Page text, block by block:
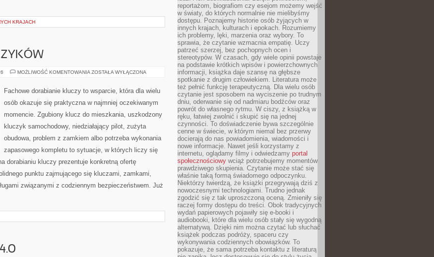
KRAJACH
MOŻLIWOŚĆ KOMENTOWANIA DORABIANIE
ZOSTAŁA WYŁĄCZONA
Fachowe dorabianie kluczy to wsparcie, która dla wielu
osób okazuje się praktyczna w najmniej oczekiwanym
momencie. Zgubiony klucz do mieszkania, uszkodzony
kluczyk samochodowy, niedziałający pilot, zużyta
obudowa, problem z zamkiem albo potrzeba wykonania
zapasowego kompletu to sytuacje, w których liczy się
dorabianiu kluczy prezentuje konkretną ofertę
punktu zajmującego się kluczami, zamkami,
związanymi z codziennym bezpieczeństwem. Już
reportażom, biografiom czy esejom możemy wejść
w światy, do których normalnie nie mielibyśmy
dostępu. Poznajemy historie osób żyjących w
innych krajach, kulturach i epokach. Rozumiemy
ich problemy, lęki, marzenia oraz wybory. To
sprawia, że czytanie wzmacnia empatię. Uczy
patrzeć szerzej, bez pochopnych ocen i
stereotypów. W czasach, gdy wiele opinii powstaje
na podstawie krótkich wpisów i powierzchownych
informacji, książka daje szansę na głębsze
spotkanie z drugim człowiekiem. Literatura może
też pełnić funkcję terapeutyczną. Dla wielu osób
czytanie jest sposobem na wyciszenie po trudnym
dniu, oderwanie się od nadmiaru bodźców oraz
powrót do własnego rytmu. W ciszy, z książką w
ręku, łatwiej zwolnić i skupić się na jednej
czynności. To doświadczenie bywa szczególnie
cenne w świecie, w którym niemal bez przerwy
docierają do nas powiadomienia, wiadomości i
nowe informacje. Nawet jeśli korzystamy z
internetu, oglądamy filmy i odwiedzamy portal
społecznościowy wciąż potrzebujemy momentów
prawdziwego skupienia. Czytanie może stać się
właśnie taką formą świadomego odpoczynku.
Niektórzy twierdzą, że książki przegrywają dziś z
nowoczesnymi technologiami. Trudno jednak
zgodzić się z tak uproszczoną oceną. Zmieniły się
raczej formy dostępu do treści. Obok tradycyjnych
wydań papierowych pojawiły się e-booki i
audiobooki, które dla wielu osób stały się wygodną
alternatywą. Dzięki nim można czytać lub słuchać
książek podczas podróży, spaceru czy
wykonywania codziennych obowiązków. To
pokazuje, że sama potrzeba kontaktu z literaturą